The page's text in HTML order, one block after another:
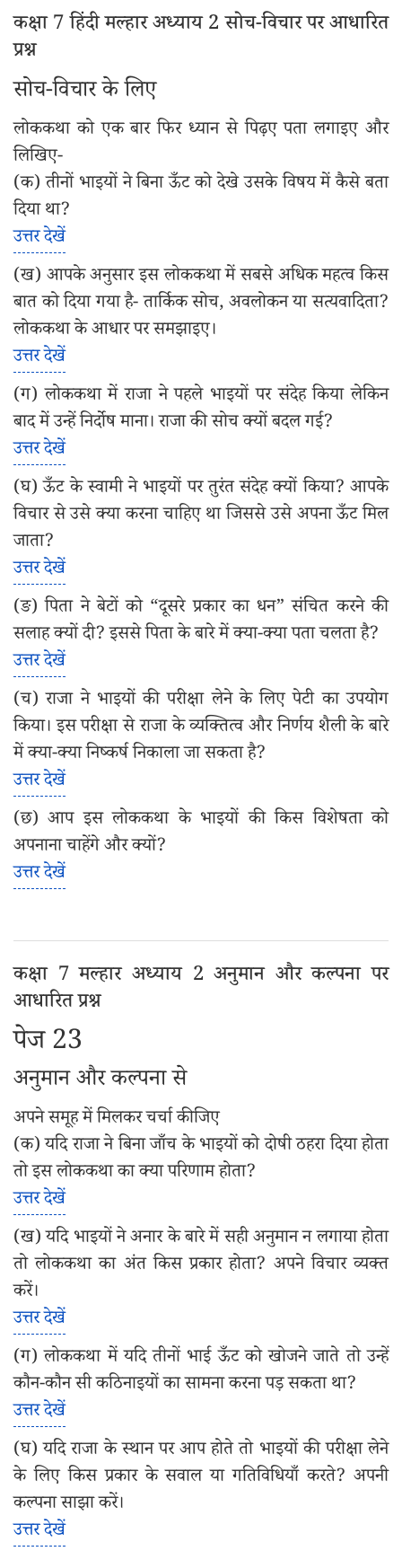
कक्षा 7 हिंदी मल्हार अध्याय 2 सोच-विचार पर आधारित
प्रश्न
सोच-विचार के लिए
लोककथा को एक बार फिर ध्यान से पिढ़ए पता लगाइए और
लिखिए-
(क) तीनों भाइयों ने बिना ऊँट को देखे उसके विषय में कैसे बता
दिया था?
उत्तर देखें
(ख) आपके अनुसार इस लोककथा में सबसे अधिक महत्व किस
बात को दिया गया है- तार्किक सोच, अवलोकन या सत्यवादिता?
लोककथा के आधार पर समझाइए।
उत्तर देखें
(ग) लोककथा में राजा ने पहले भाइयों पर संदेह किया लेकिन
बाद में उन्हें निर्दोष माना। राजा की सोच क्यों बदल गई?
उत्तर देखें
(घ) ऊँट के स्वामी ने भाइयों पर तुरंत संदेह क्यों किया? आपके
विचार से उसे क्या करना चाहिए था जिससे उसे अपना ऊँट मिल
जाता?
उत्तर देखें
(ङ) पिता ने बेटों को “दूसरे प्रकार का धन” संचित करने की
सलाह क्यों दी? इससे पिता के बारे में क्या-क्या पता चलता है?
उत्तर देखें
(च) राजा ने भाइयों की परीक्षा लेने के लिए पेटी का उपयोग
किया। इस परीक्षा से राजा के व्यक्तित्व और निर्णय शैली के बारे
में क्या-क्या निष्कर्ष निकाला जा सकता है?
उत्तर देखें
(छ) आप इस लोककथा के भाइयों की किस विशेषता को
अपनाना चाहेंगे और क्यों?
उत्तर देखें
कक्षा 7 मल्हार अध्याय 2 अनुमान और कल्पना पर
आधारित प्रश्न
पेज 23
अनुमान और कल्पना से
अपने समूह में मिलकर चर्चा कीजिए
(क) यदि राजा ने बिना जाँच के भाइयों को दोषी ठहरा दिया होता
तो इस लोककथा का क्या परिणाम होता?
उत्तर देखें
(ख) यदि भाइयों ने अनार के बारे में सही अनुमान न लगाया होता
तो लोककथा का अंत किस प्रकार होता? अपने विचार व्यक्त
करें।
उत्तर देखें
(ग) लोककथा में यदि तीनों भाई ऊँट को खोजने जाते तो उन्हें
कौन-कौन सी कठिनाइयों का सामना करना पड़ सकता था?
उत्तर देखें
(घ) यदि राजा के स्थान पर आप होते तो भाइयों की परीक्षा लेने
के लिए किस प्रकार के सवाल या गतिविधियाँ करते? अपनी
कल्पना साझा करें।
उत्तर देखें